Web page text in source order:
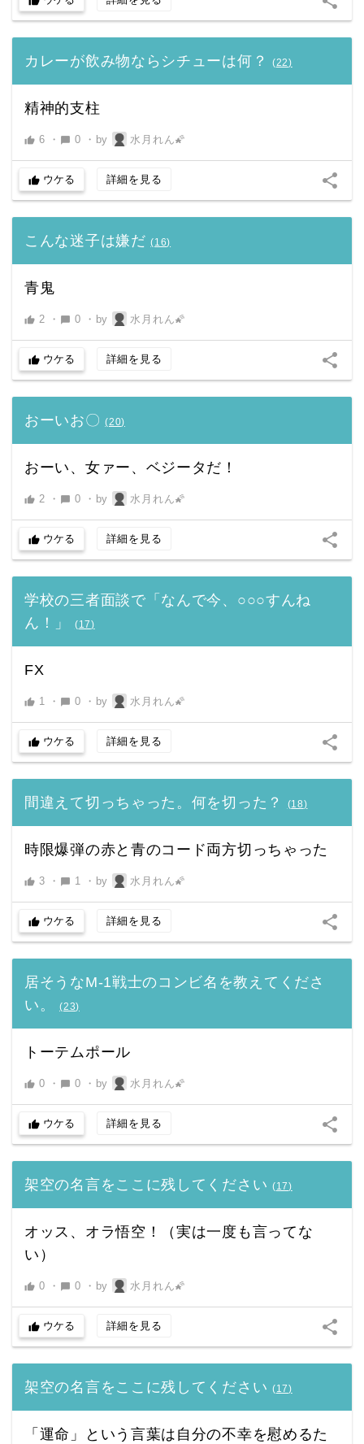
カレーが飲み物ならシチューは何？ (22)
精神的支柱
thumb_up 6 ・ chat_bubble 0 ・ by 水月れん🌠
thumb_up ウケる 詳細を見る share
こんな迷子は嫌だ (16)
青鬼
thumb_up 2 ・ chat_bubble 0 ・ by 水月れん🌠
thumb_up ウケる 詳細を見る share
おーいお〇 (20)
おーい、女ァー、ベジータだ！
thumb_up 2 ・ chat_bubble 0 ・ by 水月れん🌠
thumb_up ウケる 詳細を見る share
学校の三者面談で「なんで今、○○○すんね
ん！」
(17)
FX
thumb_up 1 ・ chat_bubble 0 ・ by 水月れん🌠
thumb_up ウケる 詳細を見る share
間違えて切っちゃった。何を切った？ (18)
時限爆弾の赤と青のコード両方切っちゃった
thumb_up 3 ・ chat_bubble 1 ・ by 水月れん🌠
thumb_up ウケる 詳細を見る share
居そうなM-1戦士のコンビ名を教えてくださ
い。
(23)
トーテムポール
thumb_up 0 ・ chat_bubble 0 ・ by 水月れん🌠
thumb_up ウケる 詳細を見る share
架空の名言をここに残してください (17)
オッス、オラ悟空！（実は一度も言ってな
い）
thumb_up 0 ・ chat_bubble 0 ・ by 水月れん🌠
thumb_up ウケる 詳細を見る share
架空の名言をここに残してください (17)
「運命」という言葉は自分の不幸を慰めるた